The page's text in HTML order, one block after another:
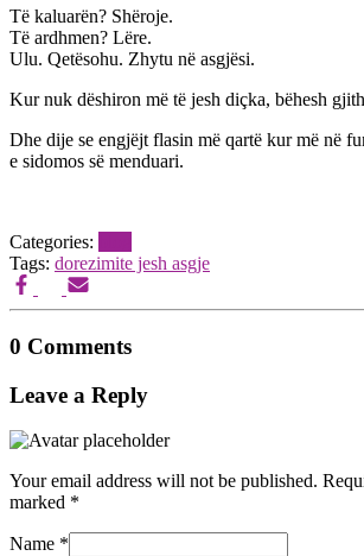
Të kaluarën? Shëroje.
Të ardhmen? Lëre.
Ulu. Qetësohu. Zhytu në asgjësi.
Kur nuk dëshiron më të jesh diçka, bëhesh
Dhe dije se engjëjt flasin më qartë kur më në
e sidomos së menduari.
Categories:
Tags: dorezimite jesh asgje
0 Comments
Leave a Reply
Your email address will not be published.
marked *
Name *